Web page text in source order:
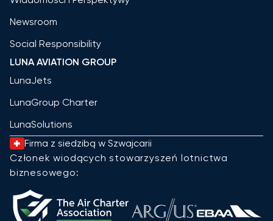
Newsroom
Social Responsibility
LUNA AVIATION GROUP
LunaJets
LunaGroup Charter
LunaSolutions
Firma z siedzibą w Szwajcarii
Członek wiodących stowarzyszeń lotnictwa
biznesowego: